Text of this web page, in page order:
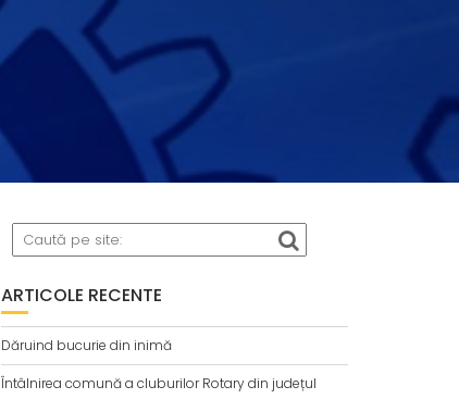
ARTICOLE RECENTE
Dăruind bucurie din inimă
Întâlnirea comună a cluburilor Rotary din județul